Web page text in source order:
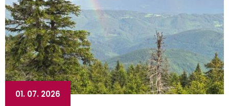
01. 07. 2026